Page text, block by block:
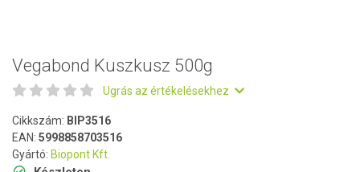
Vegabond Kuszkusz 500g
Ugrás az értékelésekhez
Cikkszám: BIP3516
EAN: 5998858703516
Gyártó: Biopont Kft.